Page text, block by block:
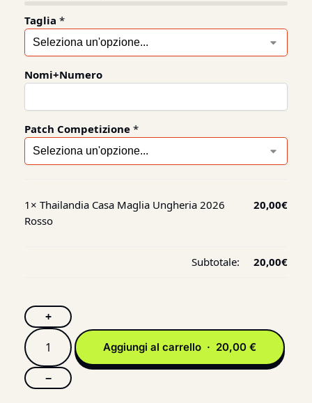
Taglia *
Nomi+Numero
Patch Competizione *
1× Thailandia Casa Maglia Ungheria 2026
Rosso
20,00€
Subtotale: 20,00€
+
−
Aggiungi al carrello · 20,00 €